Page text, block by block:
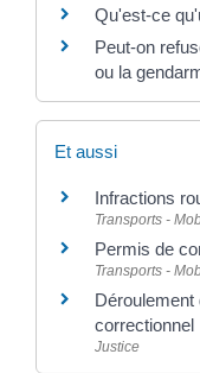
Qu'est-ce
Peut-on
ou la
Et aussi
Infractions
Transports -
Permis de
Transports -
Déroulement
correctionnel
Justice